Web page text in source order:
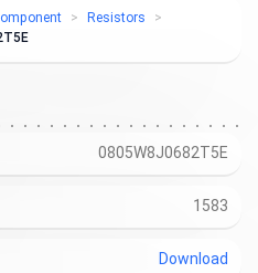
Resistors
0805W8J0682T5E
1583
Download